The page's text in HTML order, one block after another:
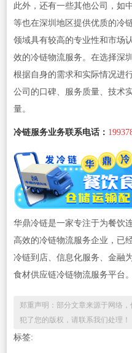
此外，还有一些其他公司，如
等也在深圳地区提供优质的冷
领域具有较高的专业性和市场
效的冷链物流服务。在选择深
根据自身的需求和实际情况进
公司的口碑、服务质量、技术
量。
冷链服务业务联系电话：
华鼎冷链是一家专注于为餐饮
高效的冷链物流服务企业，已
冷链到店、信息化服务、金融
食材供应链冷链物流服务平台。
郑重声明：部分文章来源于网络
犯了您的版权，请联系我们处理！
标签: